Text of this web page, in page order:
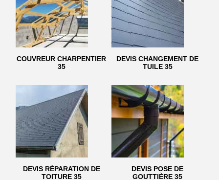
COUVREUR CHARPENTIER
35
DEVIS CHANGEMENT DE
TUILE 35
DEVIS RÉPARATION DE
TOITURE 35
DEVIS POSE DE
GOUTTIÈRE 35